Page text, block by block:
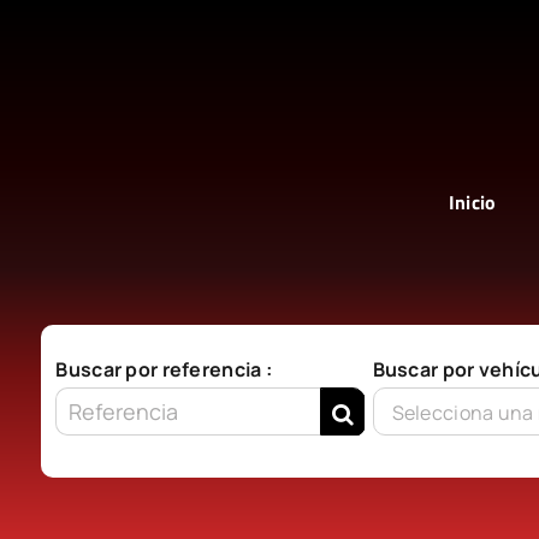
Inicio
Buscar por referencia :
Buscar por
Selecciona una